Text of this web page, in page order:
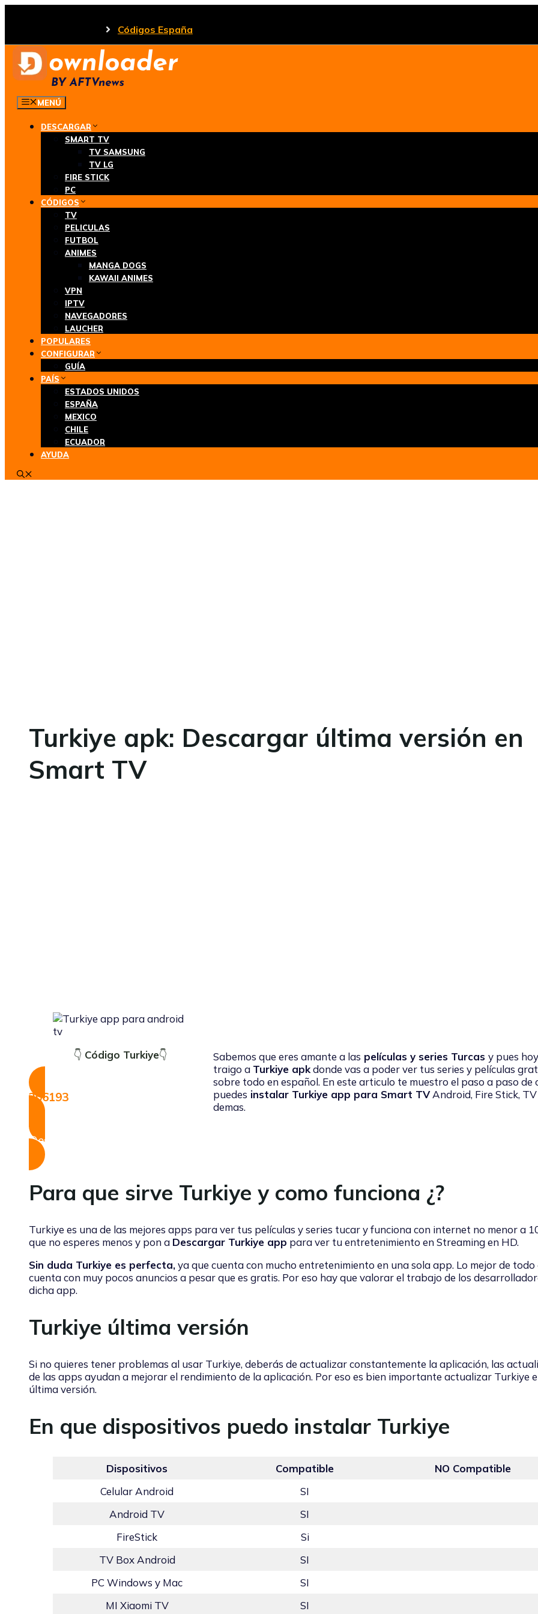
Códigos España
MENÚ
DESCARGAR
SMART TV
TV SAMSUNG
TV LG
FIRE STICK
PC
CÓDIGOS
TV
PELICULAS
FUTBOL
ANIMES
MANGA DOGS
KAWAII ANIMES
VPN
IPTV
NAVEGADORES
LAUCHER
POPULARES
CONFIGURAR
GUÍA
PAÍS
ESTADOS UNIDOS
ESPAÑA
MEXICO
CHILE
ECUADOR
AYUDA
Turkiye apk: Descargar última versión en
Smart TV
👇 Código Turkiye👇
206193
Descargar
Sabemos que eres amante a las películas y series Turcas y pues
traigo a Turkiye apkdonde vas a poder ver tus series y películas
sobre todo en español. En este articulo te muestro el paso a paso de
puedes instalar Turkiye app para Smart TVAndroid, Fire Stick,
demas.
Para que sirve Turkiye y como funciona ¿?
Turkiye es una de las mejores apps para ver tus películas y series tucar y funciona con internet no menor a
que no esperes menos y pon a Descargar Turkiye app para ver tu entretenimiento en Streaming en HD.
Sin duda Turkiye es perfecta,ya que cuenta con mucho entretenimiento en una sola app. Lo mejor de todo
cuenta con muy pocos anuncios a pesar que es gratis. Por eso hay que valorar el trabajo de los
dicha app.
Turkiye última versión
Si no quieres tener problemas al usar Turkiye, deberás de actualizar constantemente la aplicación, las
de las apps ayudan a mejorar el rendimiento de la aplicación. Por eso es bien importante actualizar Turkiye
última versión.
En que dispositivos puedo instalar Turkiye
Dispositivos Compatible
NO Compatible
Celular Android
SI
Android TV
SI
FireStick
Si
TV Box Android
SI
PC Windows y Mac
SI
MI Xiaomi TV
SI